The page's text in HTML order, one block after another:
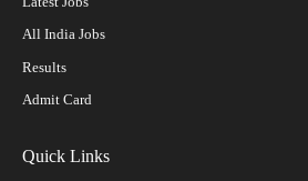
All India Jobs
Results
Admit Card
Quick Links